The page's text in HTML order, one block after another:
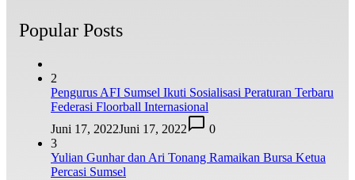
Popular Posts
2
Pengurus AFI Sumsel Ikuti Sosialisasi Peraturan Terbaru
Federasi Floorball Internasional
Juni 17, 2022Juni 17, 2022
0
3
Yulian Gunhar dan Ari Tonang Ramaikan Bursa Ketua
Percasi Sumsel